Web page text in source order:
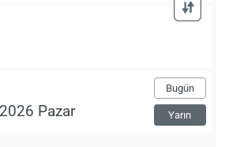
Bugün
Yarın